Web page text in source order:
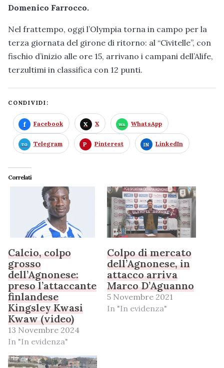
Domenico Farrocco.
Nel frattempo, oggi l’Olympia torna in campo per la
terza giornata del girone di ritorno: al “Civitelle”, con
fischio d’inizio alle ore 15, arrivano i campani dell’Alife,
terzultimi in classifica con 12 punti.
CONDIVIDI:
Facebook X WhatsApp
Telegram Pinterest LinkedIn
Correlati
Calcio, colpo
grosso
dell’Agnonese:
preso l’attaccante
finlandese
Kingsley Kwasi
Kwaw (video)
13 Novembre 2024
In "In evidenza"
Colpo di mercato
dell’Agnonese, in
attacco arriva
Marco D’Aguanno
5 Novembre 2021
In "In evidenza"